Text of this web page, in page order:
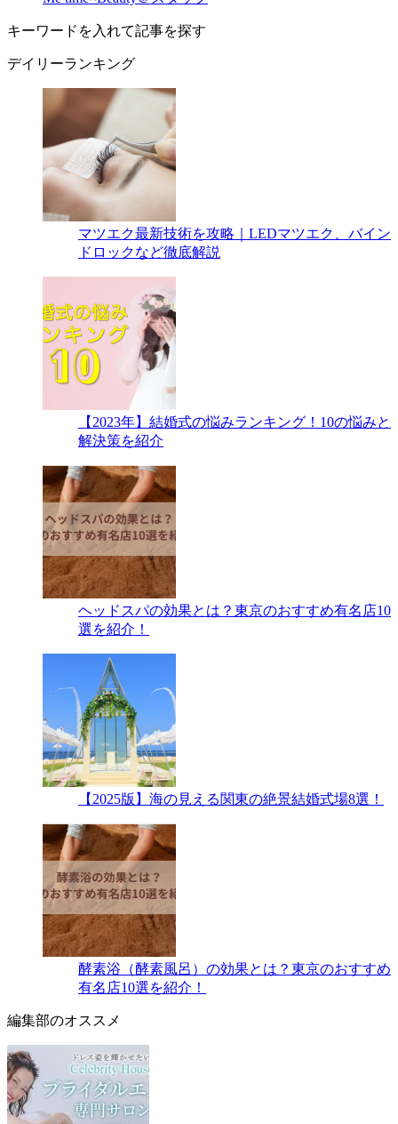
キーワードを入れて記事を探す
デイリーランキング
マツエク最新技術を攻略｜LEDマツエク、バイン
ドロックなど徹底解説
【2023年】結婚式の悩みランキング！10の悩みと
解決策を紹介
ヘッドスパの効果とは？東京のおすすめ有名店10
選を紹介！
【2025版】海の見える関東の絶景結婚式場8選！
酵素浴（酵素風呂）の効果とは？東京のおすすめ
有名店10選を紹介！
編集部のオススメ